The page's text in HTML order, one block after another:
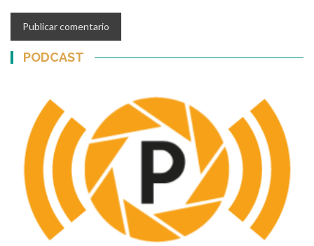
PODCAST